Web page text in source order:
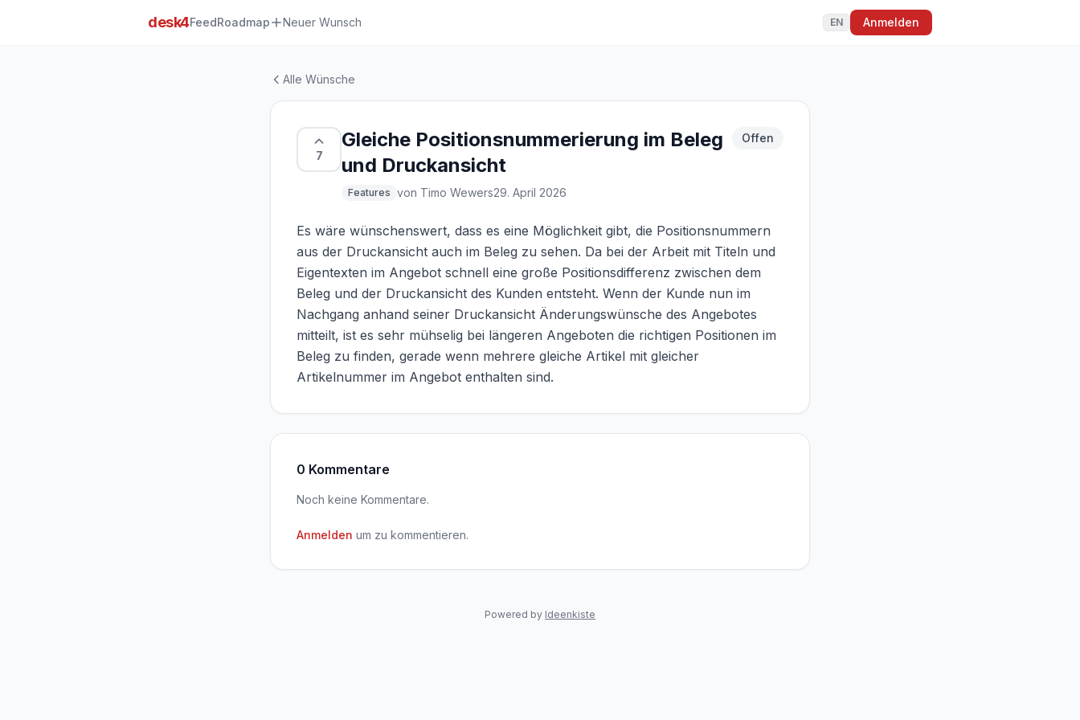
desk4FeedRoadmap Neuer Wunsch EN Anmelden
Alle Wünsche
7
Gleiche Positionsnummerierung im Beleg
und Druckansicht
Offen
Features von Timo Wewers29. April 2026
Es wäre wünschenswert, dass es eine Möglichkeit gibt, die Positionsnummern
aus der Druckansicht auch im Beleg zu sehen. Da bei der Arbeit mit Titeln und
Eigentexten im Angebot schnell eine große Positionsdifferenz zwischen dem
Beleg und der Druckansicht des Kunden entsteht. Wenn der Kunde nun im
Nachgang anhand seiner Druckansicht Änderungswünsche des Angebotes
mitteilt, ist es sehr mühselig bei längeren Angeboten die richtigen Positionen im
Beleg zu finden, gerade wenn mehrere gleiche Artikel mit gleicher
Artikelnummer im Angebot enthalten sind.
0 Kommentare
Noch keine Kommentare.
Anmelden um zu kommentieren.
Powered by Ideenkiste